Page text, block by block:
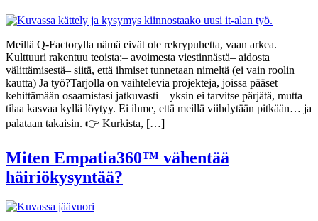
Meillä Q-Factorylla nämä eivät ole rekrypuhetta, vaan arkea.
Kulttuuri rakentuu teoista:– avoimesta viestinnästä– aidosta
välittämisestä– siitä, että ihmiset tunnetaan nimeltä (ei vain roolin
kautta) Ja työ?Tarjolla on vaihtelevia projekteja, joissa pääset
kehittämään osaamistasi jatkuvasti – yksin ei tarvitse pärjätä, mutta
tilaa kasvaa kyllä löytyy. Ei ihme, että meillä viihdytään pitkään… ja
palataan takaisin. 👉 Kurkista, […]
Miten Empatia360™ vähentää
häiriökysyntää?